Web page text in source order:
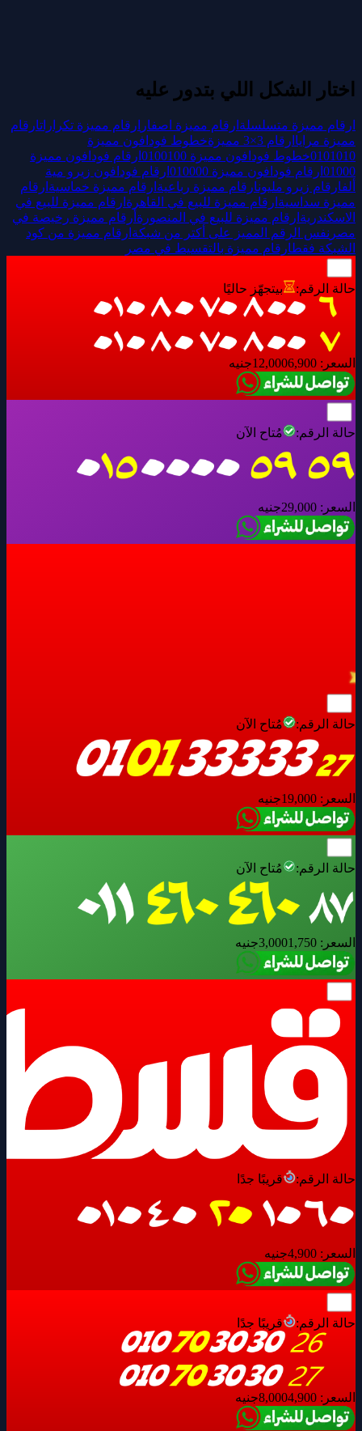
اختار الشكل اللي بتدور عليه
ارقام مميزة متسلسلة ارقام مميزة اصفار ارقام مميزة تكراراتارقام
مميزة مرايا ارقام 3×3 مميزة
خطوط فودافون مميزة
0101010خطوط فودافون مميزة 0100100
ارقام فودافون مميزة
01000 ارقام فودافون مميزة 010000
ارقام فودافون زيرو مية
ألفارقام زيرو مليونارقام مميزة رباعية ارقام مميزة خماسية ارقام
مميزة سداسية ارقام مميزة للبيع في القاهرة ارقام مميزة للبيع في
الاسكندرية ارقام مميزة للبيع في المنصورة أرقام مميزة رخيصة في
مصر نفس الرقم المميز على أكتر من شبكة ارقام مميزة من كود
الشبكة فقطارقام مميزة بالتقسيط في مصر
حالة الرقم: بيتجهّز حاليًا
السعر: 12,0006,900 جنيه
حالة الرقم: مُتاح الآن
السعر: 29,000جنيه
حالة الرقم: مُتاح الآن
السعر: 19,000جنيه
حالة الرقم: مُتاح الآن
السعر: 3,0001,750 جنيه
حالة الرقم: قريبًا جدًا
السعر: 4,900جنيه
حالة الرقم: قريبًا جدًا
السعر: 8,0004,900 جنيه